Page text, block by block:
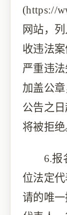
(https://
网站，
收违法
严重违
加盖公
公告之
将被拒绝
6.报
位法定
请的唯